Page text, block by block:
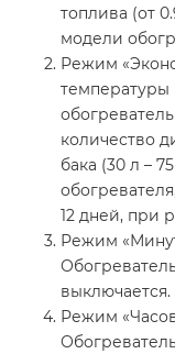
топлива (от
модели
Режим
температуры
количество
бака (30 л –
12 дней, при
Режим
выключается.
Режим